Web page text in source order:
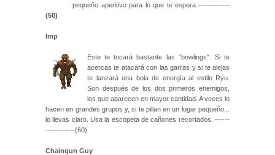
pequeño aperitivo para lo que te espera.-------------
(50)
Imp
Este te tocará bastante las "bowlings". Si te
acercas te atacará con las garras y si te alejas
te lanzará una bola de energía al estilo Ryu.
Son después de los dos primeros enemigos,
los que aparecen en mayor cantidad. A veces lo
hacen en grandes grupos y, si te pillan en un lugar pequeño...
lo llevas claro. Usa la escopeta de cañones recortados. ------
------------(60)
Chaingun Guy